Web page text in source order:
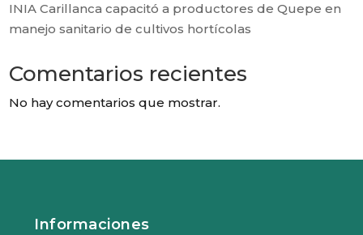
INIA Carillanca capacitó a productores de Quepe en
manejo sanitario de cultivos hortícolas
Comentarios recientes
No hay comentarios que mostrar.
Informaciones